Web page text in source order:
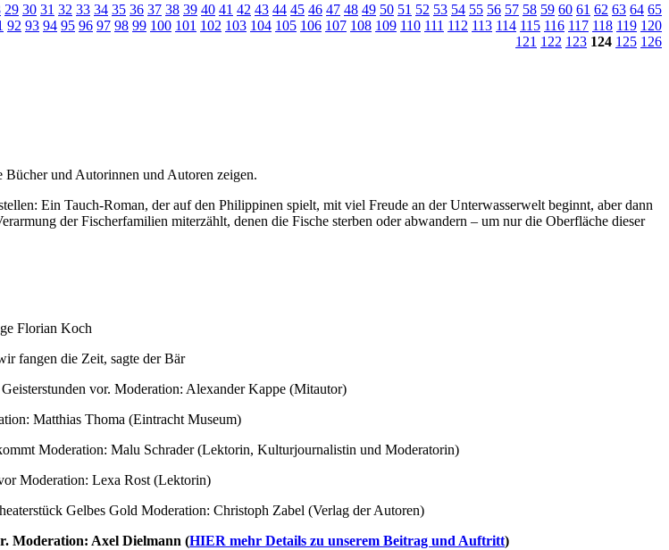
29 30 31 32 33 34 35 36 37 38 39 40 41 42 43 44 45 46 47 48 49 50 51 52 53 54 55 56 57 58 59 60 61 62 63 64 65
92 93 94 95 96 97 98 99 100 101 102 103 104 105 106 107 108 109 110 111 112 113 114 115 116 117 118 119 120
121 122 123 124 125 126
und Autorinnen und Autoren zeigen.
Ein Tauch-Roman, der auf den Philippinen spielt, mit viel Freude an der Unterwasserwelt beginnt, aber dann
der Fischerfamilien miterzählt, denen die Fische sterben oder abwandern – um nur die Oberfläche dieser
Florian Koch
fangen die Zeit, sagte der Bär
vor. Moderation: Alexander Kappe (Mitautor)
Matthias Thoma (Eintracht Museum)
Moderation: Malu Schrader (Lektorin, Kulturjournalistin und Moderatorin)
Moderation: Lexa Rost (Lektorin)
Gelbes Gold Moderation: Christoph Zabel (Verlag der Autoren)
Moderation: Axel Dielmann (HIER mehr Details zu unserem Beitrag und Auftritt)